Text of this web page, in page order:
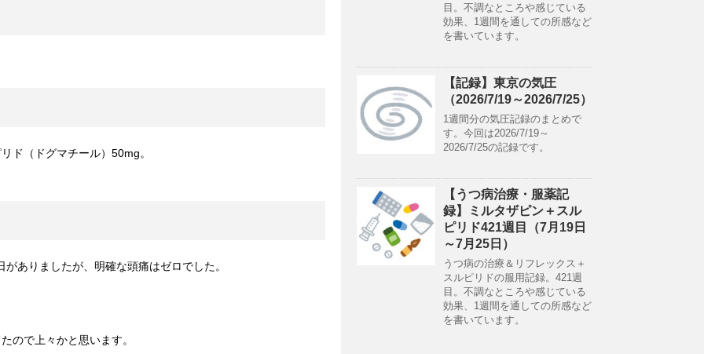
ド（ドグマチール）50mg。
ありましたが、明確な頭痛はゼロでした。
ので上々かと思います。
目。不調なところや感じている
効果、1週間を通しての所感など
を書いています。
【記録】東京の気圧
（2026/7/19～2026/7/25）
1週間分の気圧記録のまとめで
す。今回は2026/7/19～
2026/7/25の記録です。
【うつ病治療・服薬記
録】ミルタザピン＋スル
ピリド421週目（7月19日
～7月25日）
うつ病の治療＆リフレックス＋
スルピリドの服用記録。421週
目。不調なところや感じている
効果、1週間を通しての所感など
を書いています。